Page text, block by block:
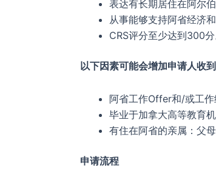
表达有长期居住在阿尔
从事能够支持阿省经济
CRS评分至少达到300分
以下因素可能会增加申请人收
阿省工作Offer和/或工作
毕业于加拿大高等教育机
有住在阿省的亲属：父
申请流程